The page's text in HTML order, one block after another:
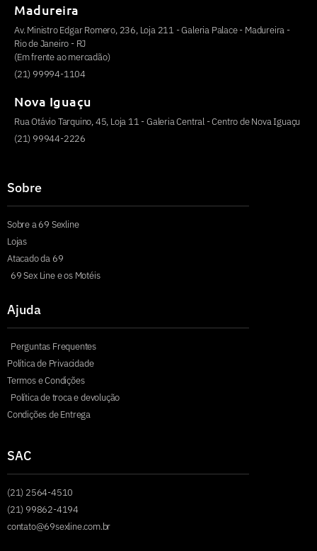
Madureira
Av. Ministro Edgar Romero, 236, Loja 211 - Galeria Palace - Madureira -
Rio de Janeiro - RJ
(Em frente ao mercadão)
(21) 99994-1104
Nova Iguaçu
Rua Otávio Tarquino, 45, Loja 11 - Galeria Central - Centro de Nova Iguaçu
(21) 99944-2226
Sobre
Sobre a 69 Sexline
Lojas
Atacado da 69
69 Sex Line e os Motéis
Ajuda
Perguntas Frequentes
Política de Privacidade
Termos e Condições
Política de troca e devolução
Condições de Entrega
SAC
(21) 2564-4510
(21) 99862-4194
contato@69sexline.com.br